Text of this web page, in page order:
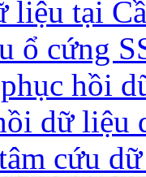
liệu tại
ổ cứng
phục hồi
dữ liệu
cứu